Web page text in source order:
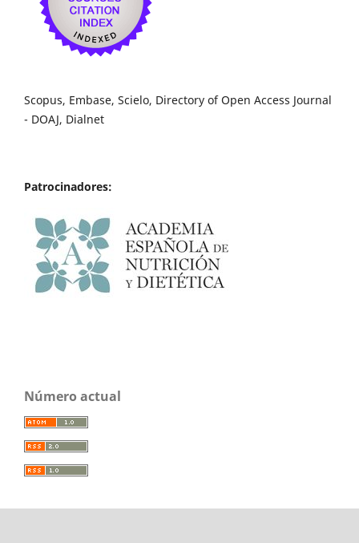
Scopus, Embase, Scielo, Directory of Open Access Journal
- DOAJ, Dialnet
Patrocinadores:
Número actual